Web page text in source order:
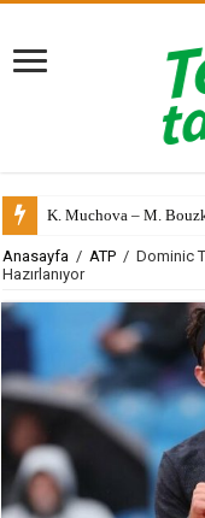
K. Muchova – M.
Anasayfa / ATP / Dominic
Hazırlanıyor